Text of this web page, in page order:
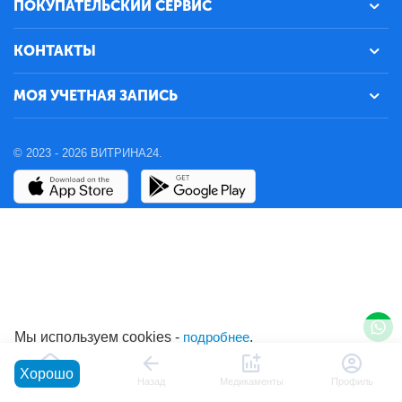
ПОКУПАТЕЛЬСКИЙ СЕРВИС
КОНТАКТЫ
МОЯ УЧЕТНАЯ ЗАПИСЬ
© 2023 - 2026 ВИТРИНА24.
Главная Назад Медикаменты Профиль
Мы используем cookies - подробнее.
Хорошо